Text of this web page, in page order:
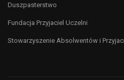
Duszpasterstwo
Fundacja Przyjaciel Uczelni
Stowarzyszenie Absolwentów i